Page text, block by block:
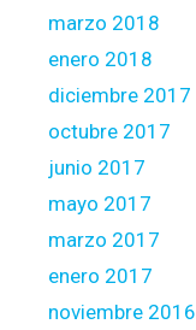
marzo 2018
enero 2018
diciembre 2017
octubre 2017
junio 2017
mayo 2017
marzo 2017
enero 2017
noviembre 2016